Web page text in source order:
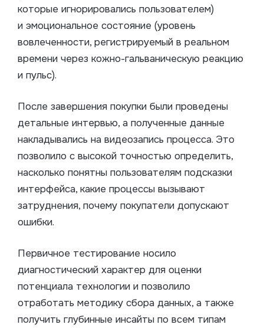
которые игнорировались пользователем)
и эмоциональное состояние (уровень
вовлеченности, регистрируемый в реальном
времени через кожно-гальваническую реакцию
и пульс).
После завершения покупки были проведены
детальные интервью, а полученные данные
накладывались на видеозапись процесса. Это
позволило с высокой точностью определить,
насколько понятны пользователям подсказки
интерфейса, какие процессы вызывают
затруднения, почему покупатели допускают
ошибки.
Первичное тестирование носило
диагностический характер для оценки
потенциала технологии и позволило
отработать методику сбора данных, а также
получить глубинные инсайты по всем типам